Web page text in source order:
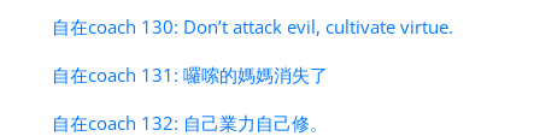
自在coach 130: Don’t attack evil, cultivate virtue.
自在coach 131: 囉嗦的媽媽消失了
自在coach 132: 自己業力自己修。